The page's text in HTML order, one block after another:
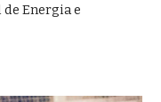
Energia e